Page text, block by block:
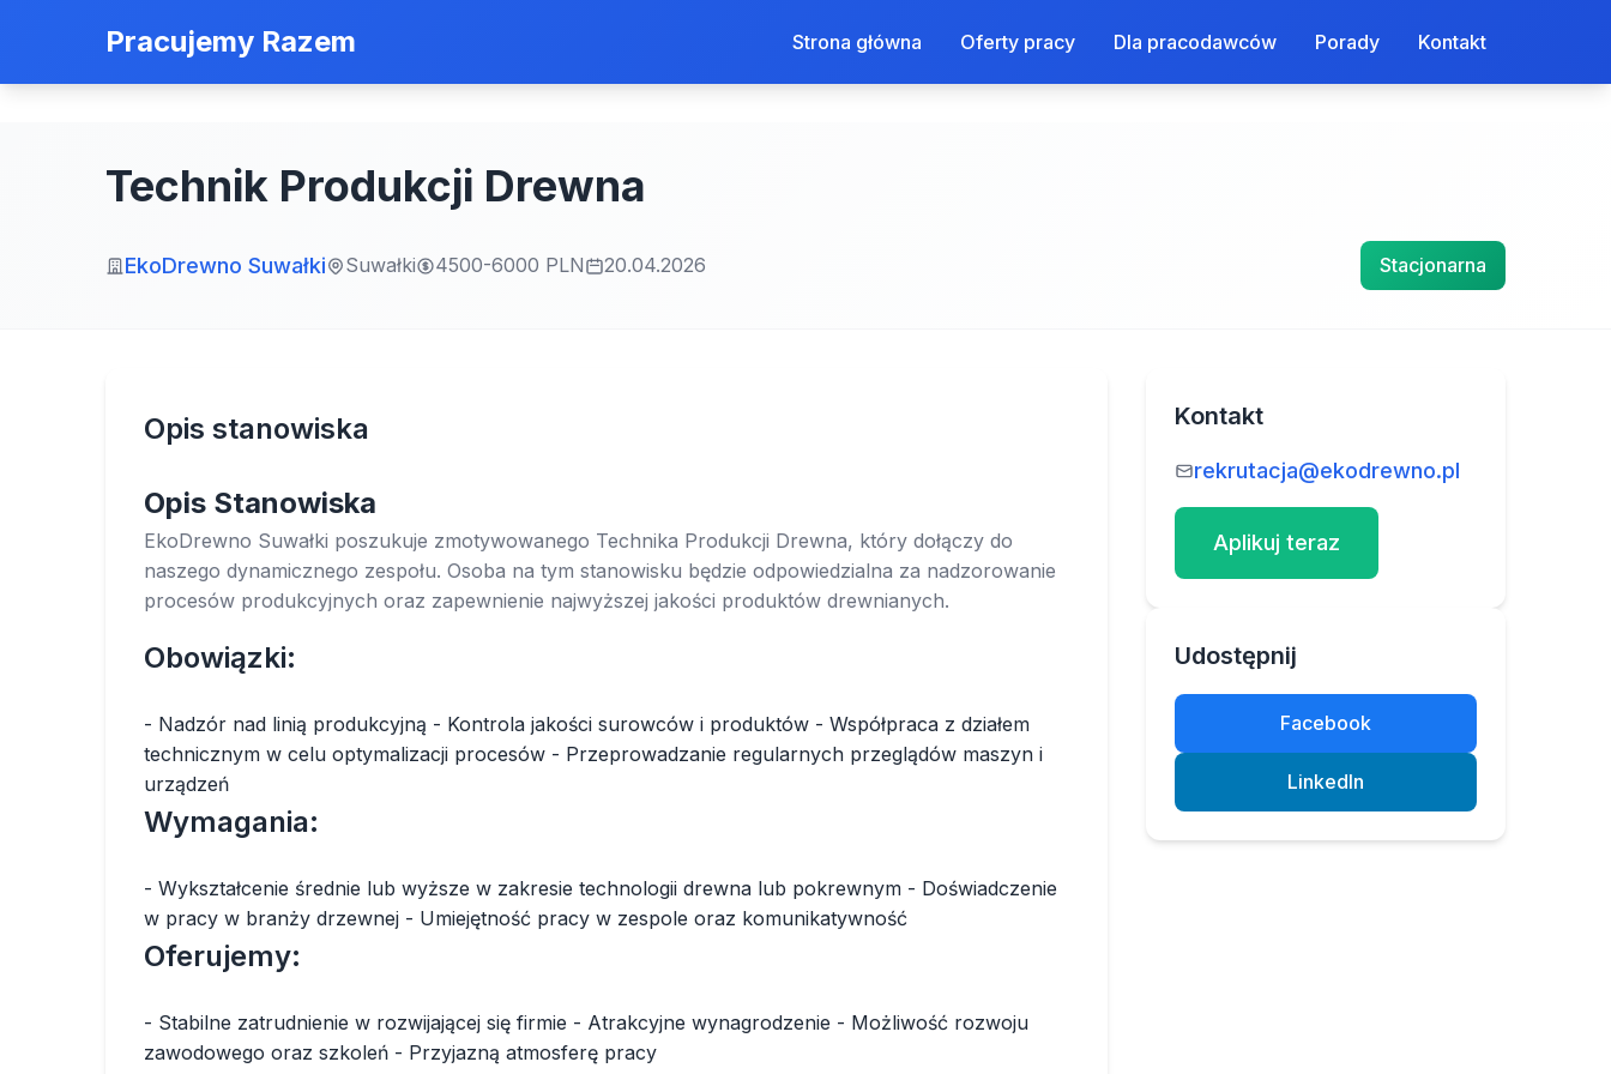
Pracujemy Razem Strona główna Oferty pracy Dla pracodawców Porady Kontakt
Technik Produkcji Drewna
EkoDrewno Suwałki Suwałki 4500-6000 PLN 20.04.2026 Stacjonarna
Opis stanowiska
Opis Stanowiska
EkoDrewno Suwałki poszukuje zmotywowanego Technika Produkcji Drewna, który dołączy do
naszego dynamicznego zespołu. Osoba na tym stanowisku będzie odpowiedzialna za nadzorowanie
procesów produkcyjnych oraz zapewnienie najwyższej jakości produktów drewnianych.
Obowiązki:
- Nadzór nad linią produkcyjną - Kontrola jakości surowców i produktów - Współpraca z działem
technicznym w celu optymalizacji procesów - Przeprowadzanie regularnych przeglądów maszyn i
urządzeń
Wymagania:
- Wykształcenie średnie lub wyższe w zakresie technologii drewna lub pokrewnym - Doświadczenie
w pracy w branży drzewnej - Umiejętność pracy w zespole oraz komunikatywność
Oferujemy:
- Stabilne zatrudnienie w rozwijającej się firmie - Atrakcyjne wynagrodzenie - Możliwość rozwoju
zawodowego oraz szkoleń - Przyjazną atmosferę pracy
Kontakt
rekrutacja@ekodrewno.pl
Aplikuj teraz
Udostępnij
Facebook
LinkedIn